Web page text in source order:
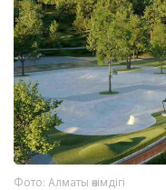
Фото: Алматы әкімдігі